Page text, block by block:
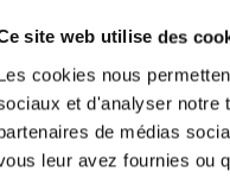
site web utilise des
cookies nous
et d'analyser notre
de médias
leur avez fournies ou
douce et
Ils ont tout
pourtant des
l'idée de décliner les
une version